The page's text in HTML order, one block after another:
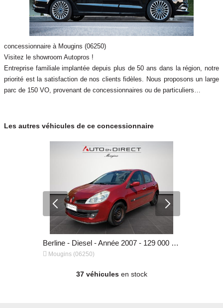
concessionnaire à Mougins (06250)
Visitez le showroom Autopros !
Entreprise familiale implantée depuis plus de 50 ans dans la région, notre
priorité est la satisfaction de nos clients fidèles. Nous proposons un large
parc de 150 VO, provenant de concessionnaires ou de particuliers…
Les autres véhicules de ce concessionnaire
Berline - Diesel - Année 2007 - 129 000 km, 4 990 €
 Mougins (06250)
37 véhiculesen stock